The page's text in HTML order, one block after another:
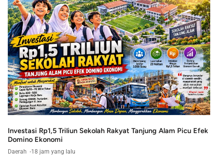
Investasi Rp1,5 Triliun Sekolah Rakyat Tanjung Alam Picu Efek
Domino Ekonomi
Daerah 18 jam yang lalu